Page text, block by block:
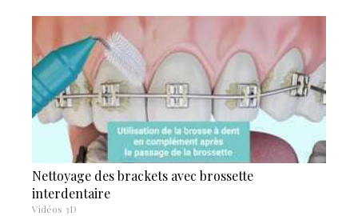
Nettoyage des brackets avec brossette
interdentaire
Vidéos 3D